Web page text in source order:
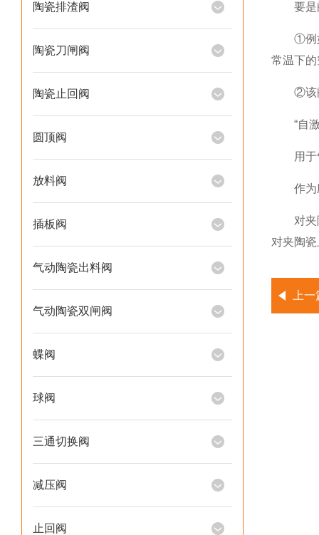
陶瓷排渣阀
陶瓷刀闸阀
陶瓷止回阀
圆顶阀
放料阀
插板阀
气动陶瓷出料阀
气动陶瓷双闸阀
蝶阀
球阀
三通切换阀
减压阀
止回阀
要是阀
①例如
常温下
②该阀
“自激
用于气
作为应
对夹陶
对夹陶
上